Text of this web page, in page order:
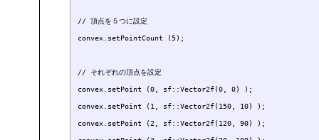
// 頂点を５つに設定
convex.setPointCount (5);
// それぞれの頂点を設定
convex.setPoint (0, sf::Vector2f(0, 0) );
convex.setPoint (1, sf::Vector2f(150, 10) );
convex.setPoint (2, sf::Vector2f(120, 90) );